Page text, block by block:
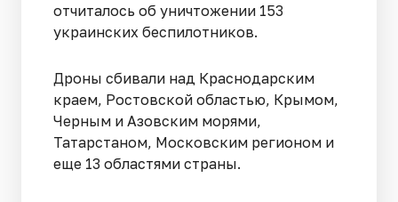
отчиталось об уничтожении 153
украинских беспилотников.
Дроны сбивали над Краснодарским
краем, Ростовской областью, Крымом,
Черным и Азовским морями,
Татарстаном, Московским регионом и
еще 13 областями страны.